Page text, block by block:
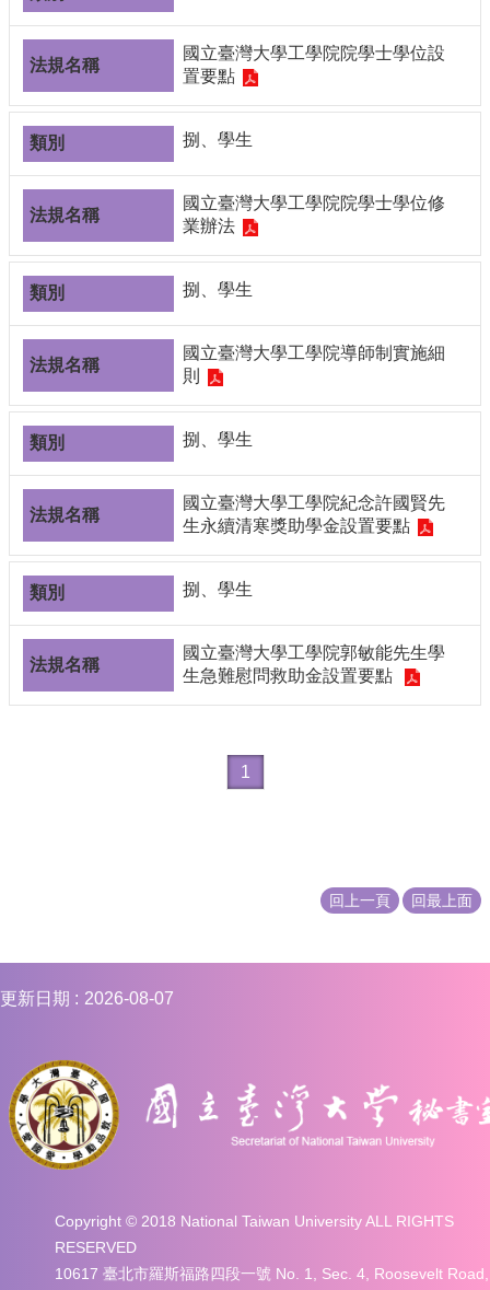
其
它
業
相
關
動
國立臺灣大學工學院院學士學位設
置要點
捌、學生
國立臺灣大學工學院院學士學位修
業辦法
捌、學生
國立臺灣大學工學院導師制實施細
則
捌、學生
國立臺灣大學工學院紀念許國賢先
生永續清寒獎助學金設置要點
捌、學生
國立臺灣大學工學院郭敏能先生學
生急難慰問救助金設置要點
1
回上一頁 回最上面
更新日期 2026-08-07
Copyright © 2018 National Taiwan University ALL RIGHTS
RESERVED
10617 臺北市羅斯福路四段一號 No. 1, Sec. 4, Roosevelt Road,